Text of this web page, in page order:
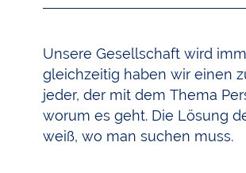
Unsere Gesellschaft wird
gleichzeitig haben wir einen
jeder, der mit dem Thema
worum es geht. Die Lösung
weiß, wo man suchen muss.